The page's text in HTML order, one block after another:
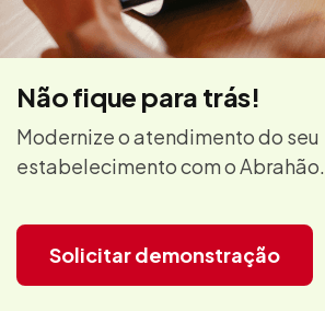
Não fique para trás!
Modernize o atendimento do seu
estabelecimento com o Abrahão.
Solicitar demonstração